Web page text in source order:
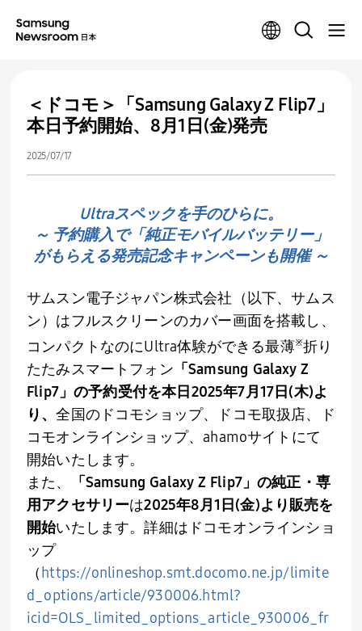
＜ドコモ＞「Samsung Galaxy Z Flip7」
本日予約開始、8月1日(金)発売
2025/07/17
Ultraスペックを手のひらに。
～ 予約購入で「純正モバイルバッテリー」
がもらえる発売記念キャンペーンも開催 ～
サムスン電子ジャパン株式会社（以下、サムス
ン）はフルスクリーンのカバー画面を搭載し、
コンパクトなのにUltra体験ができる最薄※折り
たたみスマートフォン 「 Samsung Galaxy Z
Flip7」の予約受付を本日 2025年7月 17日 (木)よ
り、全国のドコモショップ、ドコモ取扱店、ド
コモオンラインショップ、ahamoサイトにて
開始いたします。
また、
「 Samsung Galaxy Z Flip7」の純正・専
用アクセサリーは2025年8月 1 日 (金)より販売を
開始いたします。詳細はドコモオンラインショ
ップ
（ https://onlineshop.smt.docomo.ne.jp/limite
d_options/article/930006.html?
icid=OLS_limited_options_article_930006_fr